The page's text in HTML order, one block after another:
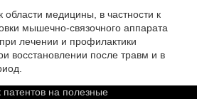
области медицины, в частности к
мышечно-связочного аппарата
лечении и профилактики
восстановлении после травм и в
на полезные